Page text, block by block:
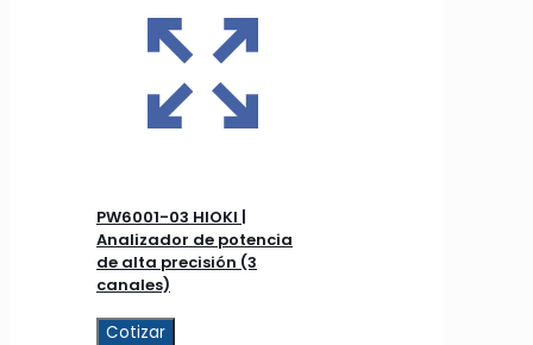
PW6001-03 HIOKI |
Analizador de potencia
de alta precisión (3
canales)
Cotizar